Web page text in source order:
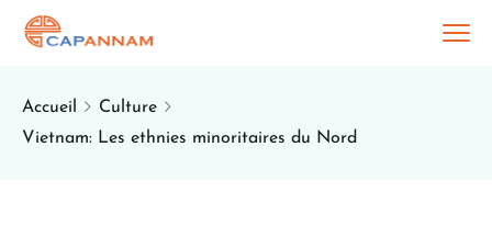
Accueil
Culture
Vietnam: Les ethnies minoritaires du Nord